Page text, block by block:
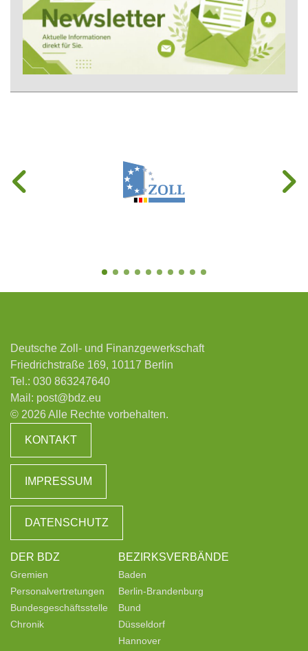
Deutsche Zoll- und Finanzgewerkschaft
Friedrichstraße 169, 10117 Berlin
Tel.: 030 863247640
Mail: post@bdz.eu
© 2026 Alle Rechte vorbehalten.
KONTAKT
IMPRESSUM
DATENSCHUTZ
DER BDZ
Gremien
Personalvertretungen
Bundesgeschäftsstelle
Chronik
BEZIRKSVERBÄNDE
Baden
Berlin-Brandenburg
Bund
Düsseldorf
Hannover